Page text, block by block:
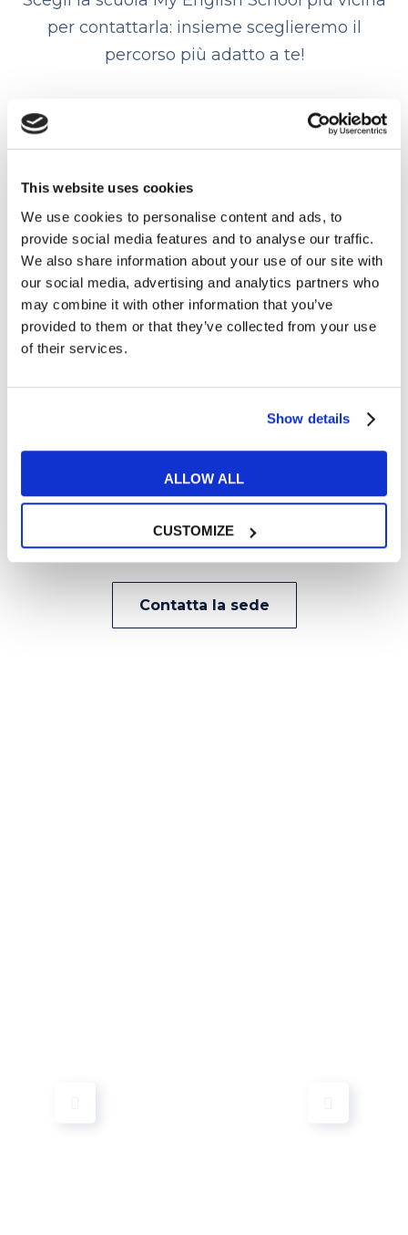
This website uses cookies
We use cookies to personalise content and ads, to
provide social media features and to analyse our traffic.
We also share information about your use of our site with
our social media, advertising and analytics partners who
may combine it with other information that you’ve
provided to them or that they’ve collected from your use
of their services.
Show details
ALLOW ALL
CUSTOMIZE
per contattarla: insieme sceglieremo il
percorso più adatto a te!
My English School Bologna Via dei Mille
Trustpilot
Contatta la sede
Bologna Via Mazzini
Via Emilia Levante, 1051 399681
Trustpilot
Contatta la sede